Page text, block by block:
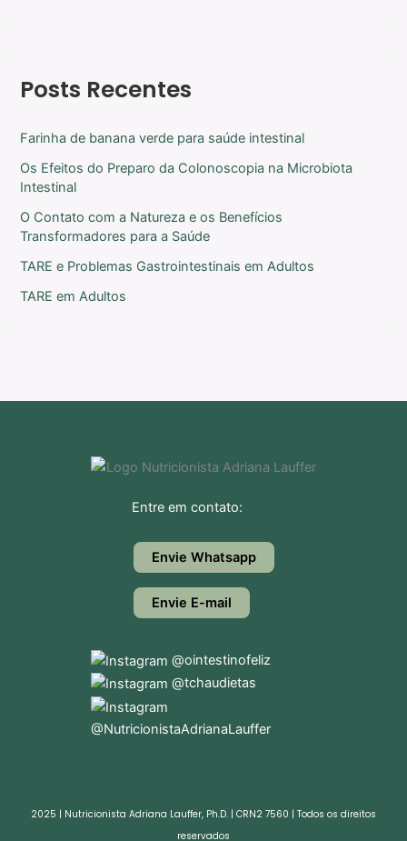
Posts Recentes
Farinha de banana verde para saúde intestinal
Os Efeitos do Preparo da Colonoscopia na Microbiota
Intestinal
O Contato com a Natureza e os Benefícios
Transformadores para a Saúde
TARE e Problemas Gastrointestinais em Adultos
TARE em Adultos
Entre em contato:
Envie Whatsapp
Envie E-mail
@ointestinofeliz
@tchaudietas
@NutricionistaAdrianaLauffer
2025 | Nutricionista Adriana Lauffer, Ph.D. | CRN2 7560 | Todos os direitos
reservados